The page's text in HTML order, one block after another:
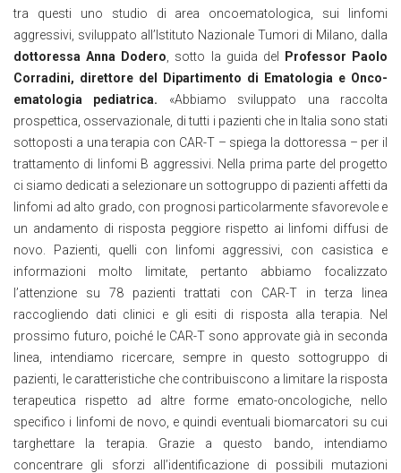
tra questi uno studio di area oncoematologica, sui linfomi
aggressivi, sviluppato all’Istituto Nazionale Tumori di Milano, dalla
dottoressa Anna Dodero , sotto la guida del
Professor Paolo
Corradini, direttore del Dipartimento di Ematologia e Onco-
ematologia pediatrica. «Abbiamo sviluppato una raccolta
prospettica, osservazionale, di tutti i pazienti che in Italia sono stati
sottoposti a una terapia con CAR-T – spiega la dottoressa – per il
trattamento di linfomi B aggressivi. Nella prima parte del progetto
ci siamo dedicati a selezionare un sottogruppo di pazienti affetti da
linfomi ad alto grado, con prognosi particolarmente sfavorevole e
un andamento di risposta peggiore rispetto ai linfomi diffusi de
novo. Pazienti, quelli con linfomi aggressivi, con casistica e
informazioni molto limitate, pertanto abbiamo focalizzato
l’attenzione su 78 pazienti trattati con CAR-T in terza linea
raccogliendo dati clinici e gli esiti di risposta alla terapia. Nel
prossimo futuro, poiché le CAR-T sono approvate già in seconda
linea, intendiamo ricercare, sempre in questo sottogruppo di
pazienti, le caratteristiche che contribuiscono a limitare la risposta
terapeutica rispetto ad altre forme emato-oncologiche, nello
specifico i linfomi de novo, e quindi eventuali biomarcatori su cui
targhettare la terapia. Grazie a questo bando, intendiamo
concentrare gli sforzi all’identificazione di possibili mutazioni